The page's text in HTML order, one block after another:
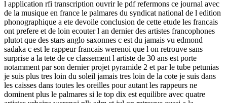
l application rfi transcription ouvrir le pdf refermons ce journal avec
de la musique en france le palmares du syndicat national de l edition
phonographique a ete devoile conclusion de cette etude les francais
ont prefere et de loin ecouter l an dernier des artistes francophones
plutot que des stars anglo saxonnes c est du jamais vu edmond
sadaka c est le rappeur francais werenoi que l on retrouve sans
surprise a la tete de ce classement l artiste de 30 ans est porte
notamment par son dernier projet pyramide 2 et par le tube petunias
je suis plus tres loin du soleil jamais tres loin de la cote je suis dans
les caisses dans toutes les oreilles pour autant les rappeurs ne
dominent plus le palmares si le top dix est equilibre avec quatre